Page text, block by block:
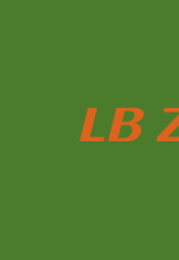
LB